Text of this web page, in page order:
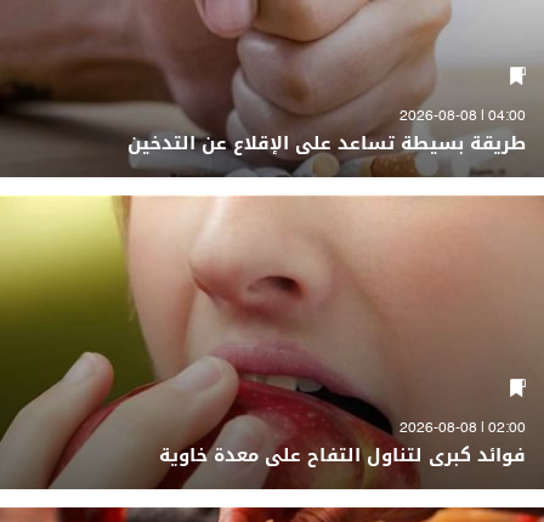
04:00 | 2026-08-08
طريقة بسيطة تساعد على الإقلاع عن التدخين
02:00 | 2026-08-08
فوائد كبرى لتناول التفاح على معدة خاوية